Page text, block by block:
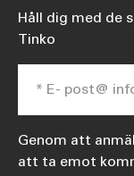
Håll dig med de
Tinko
Genom att
att ta emot